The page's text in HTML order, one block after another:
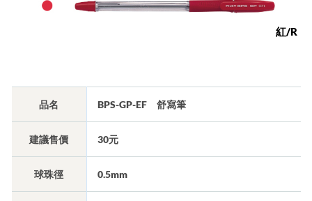
紅/R
品名 BPS-GP-EF 舒寫筆
建議售價 30元
球珠徑 0.5mm